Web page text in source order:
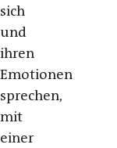
sich
und
ihren
Emotionen
sprechen,
mit
einer